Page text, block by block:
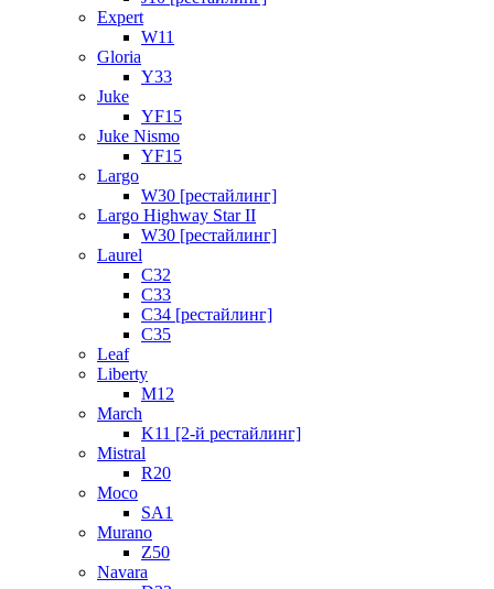
Expert
W11
Gloria
Y33
Juke
YF15
Juke Nismo
YF15
Largo
W30 [рестайлинг]
Largo Highway Star II
W30 [рестайлинг]
Laurel
C32
C33
C34 [рестайлинг]
C35
Leaf
Liberty
M12
March
K11 [2-й рестайлинг]
Mistral
R20
Moco
SA1
Murano
Z50
Navara